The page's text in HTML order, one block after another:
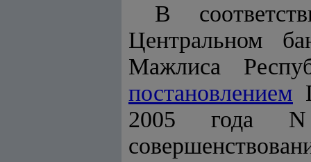
В
Центральном
Мажлиса
постановлением
2005 года